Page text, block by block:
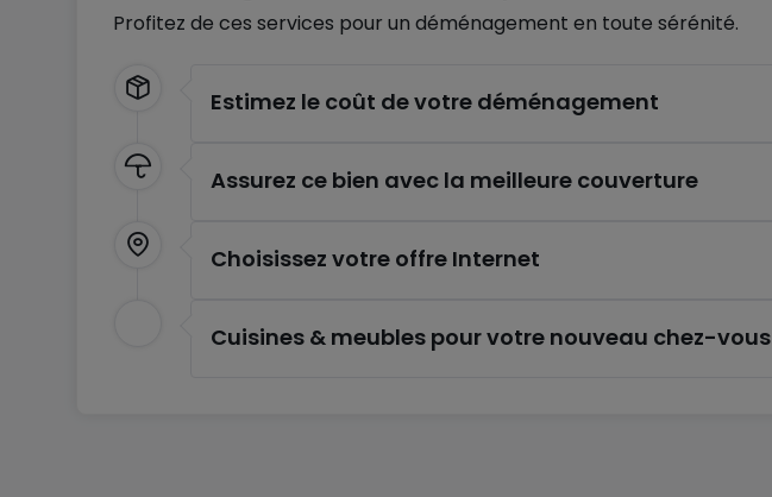
Profitez de ces services pour un déménagement en toute sérénité.
Estimez le coût de votre déménagement
Assurez ce bien avec la meilleure couverture
Choisissez votre offre Internet
Cuisines & meubles pour votre nouveau chez-vous